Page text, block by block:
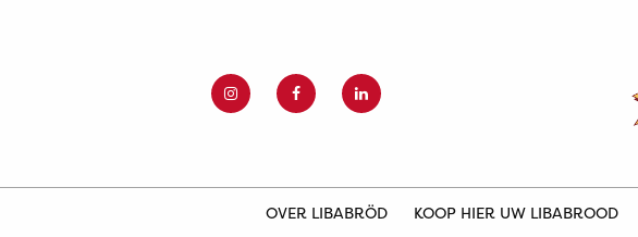
OVER LIBABRÖD KOOP HIER UW LIBABROOD